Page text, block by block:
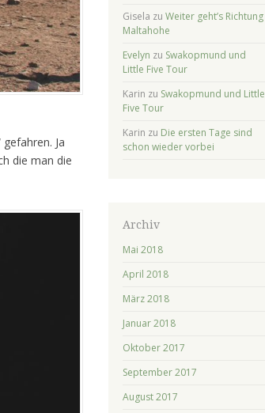
Ja
die man die
Gisela zu Weiter geht’s Richtung
Maltahohe
Evelyn zu Swakopmund und
Little Five Tour
Karin zu Swakopmund und Little
Five Tour
Karin zu Die ersten Tage sind
schon wieder vorbei
Archiv
Mai 2018
April 2018
März 2018
Januar 2018
Oktober 2017
September 2017
August 2017